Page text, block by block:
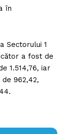
în
Sectorului 1
a fost de
1.514,76, iar
962,42,